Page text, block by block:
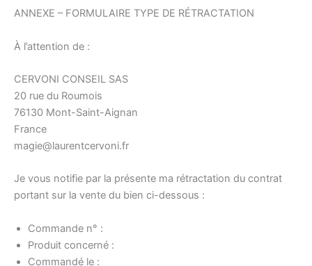
ANNEXE – FORMULAIRE TYPE DE RÉTRACTATION
À l’attention de :
CERVONI CONSEIL SAS
20 rue du Roumois
76130 Mont-Saint-Aignan
France
magie@laurentcervoni.fr
Je vous notifie par la présente ma rétractation du contrat
portant sur la vente du bien ci-dessous :
Commande n° :
Produit concerné :
Commandé le :